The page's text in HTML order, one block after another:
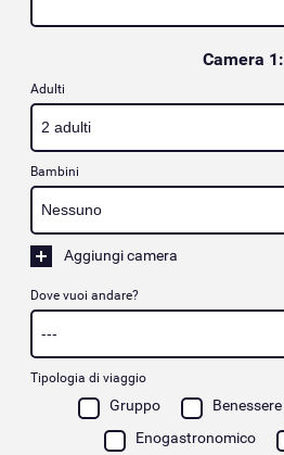
Camera 1:
Adulti
Bambini
Aggiungi camera
Dove vuoi andare?
Tipologia di viaggio
Gruppo Benessere
Enogastronomico